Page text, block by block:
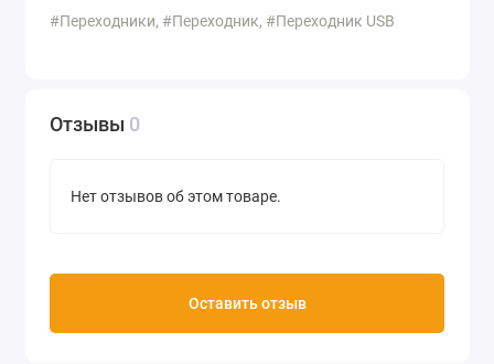
#Переходники, #Переходник, #Переходник USB
Отзывы 0
Нет отзывов об этом товаре.
Оставить отзыв